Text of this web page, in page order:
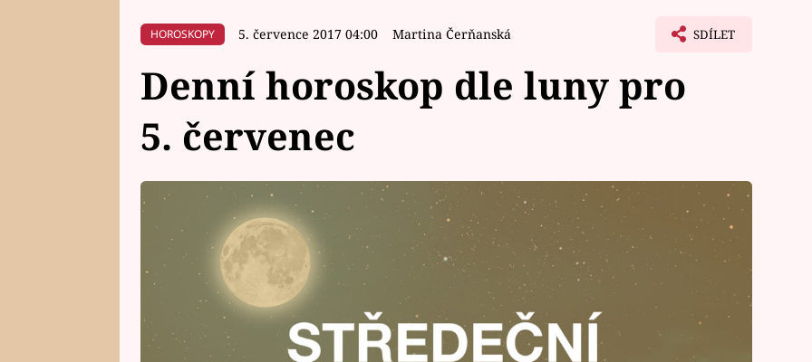
HOROSKOPY 5. července 2017 04:00 Martina Čerňanská SDÍLET
Denní horoskop dle luny pro
5. červenec